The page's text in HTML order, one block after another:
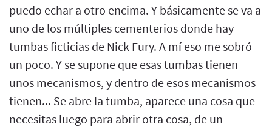
puedo echar a otro encima. Y básicamente se va a
uno de los múltiples cementerios donde hay
tumbas ficticias de Nick Fury. A mí eso me sobró
un poco. Y se supone que esas tumbas tienen
unos mecanismos, y dentro de esos mecanismos
tienen... Se abre la tumba, aparece una cosa que
necesitas luego para abrir otra cosa, de un